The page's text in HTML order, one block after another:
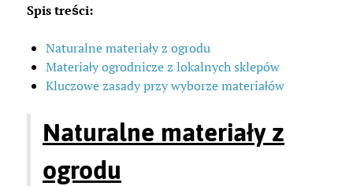
Spis treści:
Naturalne materiały z ogrodu
Materiały ogrodnicze z lokalnych sklepów
Kluczowe zasady przy wyborze materiałów
Naturalne materiały z
ogrodu